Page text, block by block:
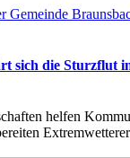
sich die Sturzflut
helfen